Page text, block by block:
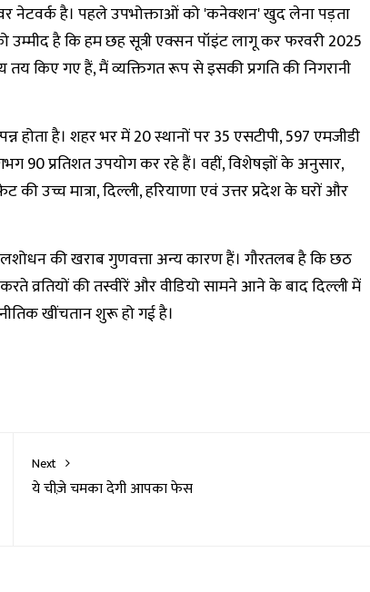
नेटवर्क है। पहले उपभोक्ताओं को 'कनेक्शन' खुद लेना पड़ता
उम्मीद है कि हम छह सूत्री एक्सन पॉइंट लागू कर फरवरी 2025
किए गए हैं, मैं व्यक्तिगत रूप से इसकी प्रगति की निगरानी
है। शहर भर में 20 स्थानों पर 35 एसटीपी, 597 एमजीडी
प्रतिशत उपयोग कर रहे हैं। वहीं, विशेषज्ञों के अनुसार,
उच्च मात्रा, दिल्ली, हरियाणा एवं उत्तर प्रदेश के घरों और
की खराब गुणवत्ता अन्य कारण हैं। गौरतलब है कि छठ
व्रतियों की तस्वीरें और वीडियो सामने आने के बाद दिल्ली में
खींचतान शुरू हो गई है।
Next
ये चीज़े चमका देगी आपका फेस